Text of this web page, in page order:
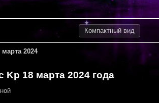
Компактный вид
марта 2024
18 марта 2024 года